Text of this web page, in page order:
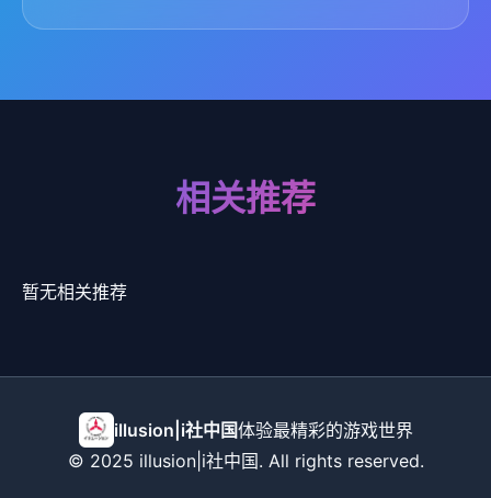
相关推荐
暂无相关推荐
illusion|i社中国体验最精彩的游戏世界
© 2025 illusion|i社中国. All rights reserved.